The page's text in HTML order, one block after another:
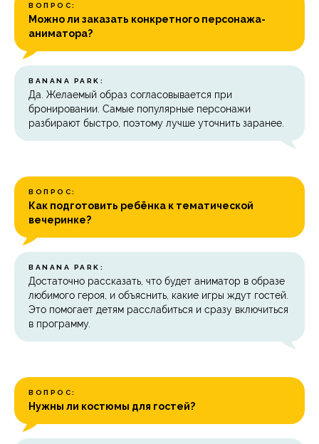
ВОПРОС:
Можно ли заказать конкретного персонажа-
аниматора?
BANANA PARK:
Да. Желаемый образ согласовывается при
бронировании. Самые популярные персонажи
разбирают быстро, поэтому лучше уточнить заранее.
ВОПРОС:
Как подготовить ребёнка к тематической
вечеринке?
BANANA PARK:
Достаточно рассказать, что будет аниматор в образе
любимого героя, и объяснить, какие игры ждут гостей.
Это помогает детям расслабиться и сразу включиться
в программу.
ВОПРОС:
Нужны ли костюмы для гостей?